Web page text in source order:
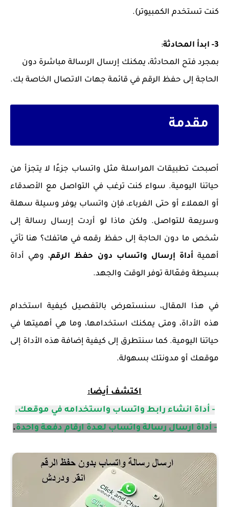
كنت تستخدم الكمبيوتر).
3- ابدأ المحادثة
:
بمجرد فتح المحادثة، يمكنك إرسال الرسالة مباشرة دون
الحاجة إلى حفظ الرقم في قائمة جهات الاتصال الخاصة بك.
مقدمة
أصبحت تطبيقات المراسلة مثل واتساب جزءًا لا يتجزأ من
حياتنا اليومية. سواء كنت ترغب في التواصل مع الأصدقاء
أو العملاء أو حتى الغرباء، فإن واتساب يوفر وسيلة سهلة
وسريعة للتواصل. ولكن ماذا لو أردت إرسال رسالة إلى
شخص ما دون الحاجة إلى حفظ رقمه في هاتفك؟ هنا تأتي
أهمية أداة إرسال واتساب دون حفظ الرقم، وهي أداة
بسيطة وفعّالة توفر الوقت والجهد.
في هذا المقال، سنستعرض بالتفصيل كيفية استخدام
هذه الأداة، ومتى يمكنك استخدامها، وما هي أهميتها في
حياتنا اليومية. كما سنتطرق إلى كيفية إضافة هذه الأداة إلى
موقعك أو مدونتك بسهولة.
اكتشف أيضا:
- أداة انشاء رابط واتساب واستخدامه في موقعك.
- أداة ارسال رسالة واتساب لعدة ارقام دفعة واحدة.